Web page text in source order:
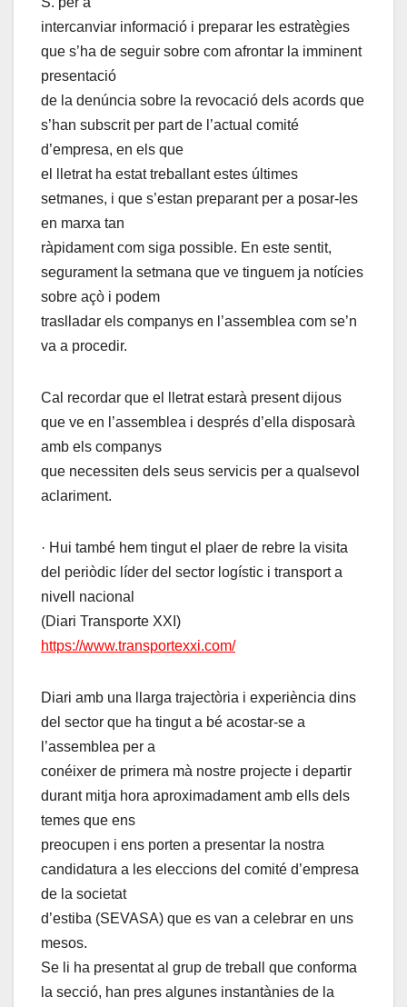
intercanviar informació i preparar les estratègies
que s’ha de seguir sobre com afrontar la imminent
presentació
de la denúncia sobre la revocació dels acords que
s’han subscrit per part de l’actual comité
d’empresa, en els que
el lletrat ha estat treballant estes últimes
setmanes, i que s’estan preparant per a posar-les
en marxa tan
ràpidament com siga possible. En este sentit,
segurament la setmana que ve tinguem ja notícies
sobre açò i podem
traslladar els companys en l’assemblea com se’n
va a procedir.
Cal recordar que el lletrat estarà present dijous
que ve en l’assemblea i després d’ella disposarà
amb els companys
que necessiten dels seus servicis per a qualsevol
aclariment.
· Hui també hem tingut el plaer de rebre la visita
del periòdic líder del sector logístic i transport a
nivell nacional
(Diari Transporte XXI)
https://www.transportexxi.com/
Diari amb una llarga trajectòria i experiència dins
del sector que ha tingut a bé acostar-se a
l’assemblea per a
conéixer de primera mà nostre projecte i departir
durant mitja hora aproximadament amb ells dels
temes que ens
preocupen i ens porten a presentar la nostra
candidatura a les eleccions del comité d’empresa
de la societat
d’estiba (SEVASA) que es van a celebrar en uns
mesos.
Se li ha presentat al grup de treball que conforma
la secció, han pres algunes instantànies de la